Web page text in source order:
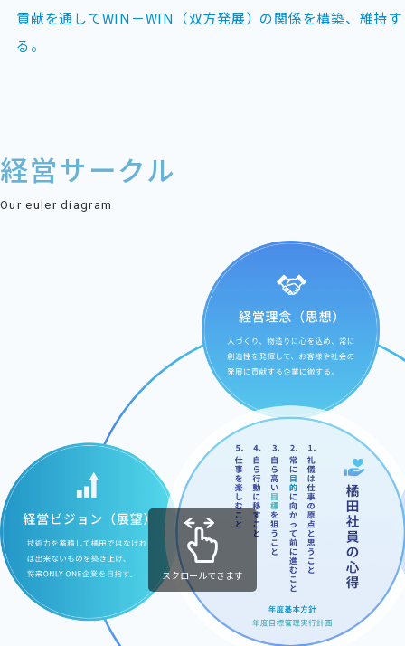
貢献を通してWIN－WIN（双方発展）の関係を構築、維持す
る。
経営サークル
Our euler diagram
スクロールできます